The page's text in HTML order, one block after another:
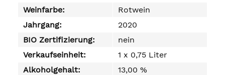
Weinfarbe:
Rotwein
Jahrgang:
2020
BIO Zertifizierung:
nein
Verkaufseinheit:
1 x 0,75 Liter
Alkoholgehalt:
13,00 %